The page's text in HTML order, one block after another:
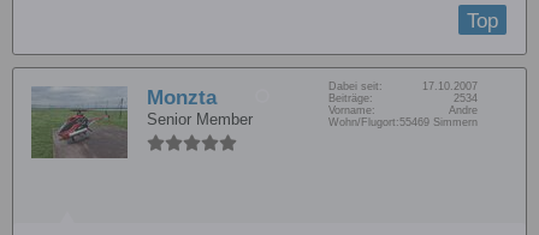
Top
Monzta
Senior Member
Dabei seit:
17.10.2007
Beiträge:
2534
Vorname:
Andre
Wohn/Flugort:55469 Simmern